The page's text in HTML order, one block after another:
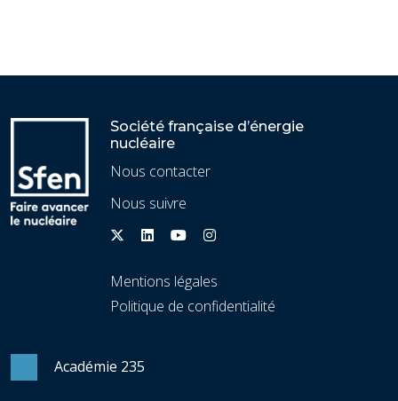
Société française d’énergie
nucléaire
Nous contacter
Nous suivre
Mentions légales
Politique de confidentialité
Académie 235